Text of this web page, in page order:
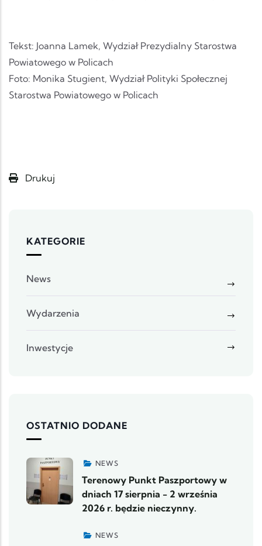
Tekst: Joanna Lamek, Wydział Prezydialny Starostwa
Powiatowego w Policach
Foto: Monika Stugient, Wydział Polityki Społecznej
Starostwa Powiatowego w Policach
Drukuj
KATEGORIE
News
Wydarzenia
Inwestycje
OSTATNIO DODANE
NEWS
Terenowy Punkt Paszportowy w
dniach 17 sierpnia - 2 września
2026 r. będzie nieczynny.
NEWS